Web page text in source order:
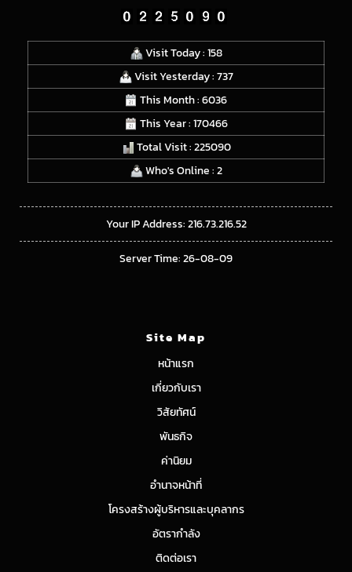
Visit Today : 158
Visit Yesterday : 737
This Month : 6036
This Year : 170466
Total Visit : 225090
Who's Online : 2
Your IP Address: 216.73.216.52
Server Time: 26-08-09
Site Map
หน้าแรก
เกี่ยวกับเรา
วิสัยทัศน์
พันธกิจ
ค่านิยม
อำนาจหน้าที่
โครงสร้างผู้บริหารและบุคลากร
อัตรากำลัง
ติดต่อเรา